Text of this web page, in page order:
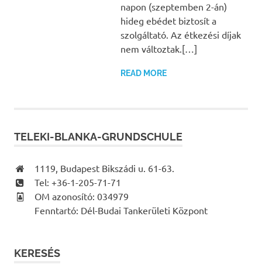
napon (szeptemben 2-án)
hideg ebédet biztosít a
szolgáltató. Az étkezési díjak
nem változtak.[…]
READ MORE
TELEKI-BLANKA-GRUNDSCHULE
1119, Budapest Bikszádi u. 61-63.
Tel: +36-1-205-71-71
OM azonosító: 034979
Fenntartó: Dél-Budai Tankerületi Központ
KERESÉS